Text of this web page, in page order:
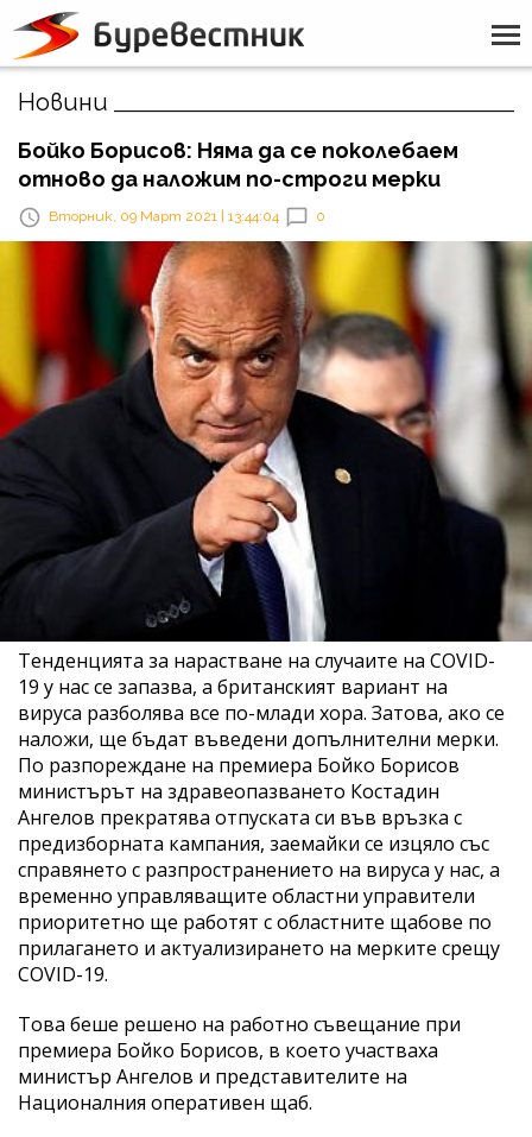
Новини
Бойко Борисов: Няма да се поколебаем
отново да наложим по-строги мерки
Вторник, 09 Март 2021 | 13:44:04 0
Тенденцията за нарастване на случаите на COVID-
19 у нас се запазва, а британският вариант на
вируса разболява все по-млади хора. Затова, ако се
наложи, ще бъдат въведени допълнителни мерки.
По разпореждане на премиера Бойко Борисов
министърът на здравеопазването Костадин
Ангелов прекратява отпуската си във връзка с
предизборната кампания, заемайки се изцяло със
справянето с разпространението на вируса у нас, а
временно управляващите областни управители
приоритетно ще работят с областните щабове по
прилагането и актуализирането на мерките срещу
COVID-19.
Това беше решено на работно съвещание при
премиера Бойко Борисов, в което участваха
министър Ангелов и представителите на
Националния оперативен щаб.